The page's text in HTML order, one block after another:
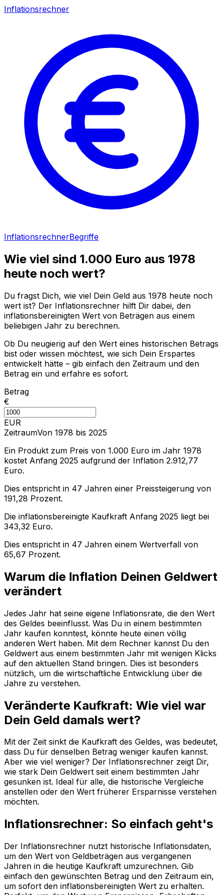
Inflationsrechner
InflationsrechnerBegriffe
Wie viel sind 1.000 Euro aus 1978
heute noch wert?
Du fragst Dich, wie viel Dein Geld aus 1978 heute noch
wert ist? Der Inflationsrechner hilft Dir dabei, den
inflationsbereinigten Wert von Beträgen aus einem
beliebigen Jahr zu berechnen.
Ob Du neugierig auf den Wert eines historischen Betrags
bist oder wissen möchtest, wie sich Dein Erspartes
entwickelt hätte – gib einfach den Zeitraum und den
Betrag ein und erfahre es sofort.
Betrag
€
EUR
ZeitraumVon 1978 bis 2025
Ein Produkt zum Preis von 1.000 Euro im Jahr 1978
kostet Anfang 2025 aufgrund der Inflation 2.912,77
Euro.
Dies entspricht in 47 Jahren einer Preissteigerung von
191,28 Prozent.
Die inflationsbereinigte Kaufkraft Anfang 2025 liegt bei
343,32 Euro.
Dies entspricht in 47 Jahren einem Wertverfall von
65,67 Prozent.
Warum die Inflation Deinen Geldwert
verändert
Jedes Jahr hat seine eigene Inflationsrate, die den Wert
des Geldes beeinflusst. Was Du in einem bestimmten
Jahr kaufen konntest, könnte heute einen völlig
anderen Wert haben. Mit dem Rechner kannst Du den
Geldwert aus einem bestimmten Jahr mit wenigen Klicks
auf den aktuellen Stand bringen. Dies ist besonders
nützlich, um die wirtschaftliche Entwicklung über die
Jahre zu verstehen.
Veränderte Kaufkraft: Wie viel war
Dein Geld damals wert?
Mit der Zeit sinkt die Kaufkraft des Geldes, was bedeutet,
dass Du für denselben Betrag weniger kaufen kannst.
Aber wie viel weniger? Der Inflationsrechner zeigt Dir,
wie stark Dein Geldwert seit einem bestimmten Jahr
gesunken ist. Ideal für alle, die historische Vergleiche
anstellen oder den Wert früherer Ersparnisse verstehen
möchten.
Inflationsrechner: So einfach geht's
Der Inflationsrechner nutzt historische Inflationsdaten,
um den Wert von Geldbeträgen aus vergangenen
Jahren in die heutige Kaufkraft umzurechnen. Gib
einfach den gewünschten Betrag und den Zeitraum ein,
um sofort den inflationsbereinigten Wert zu erhalten.